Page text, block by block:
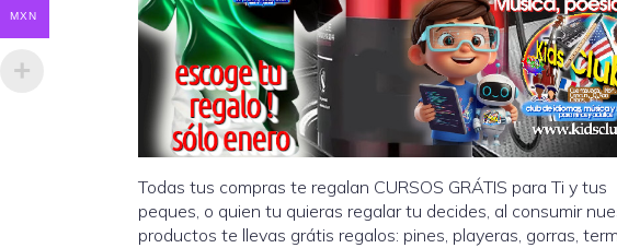
Todas tus compras te regalan CURSOS GRÁTIS para Ti y tus
peques, o quien tu quieras regalar tu decides, al consumir
productos te llevas grátis regalos: pines, playeras, gorras,
MXN